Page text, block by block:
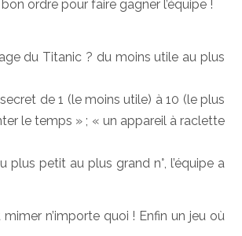
ordre pour faire gagner l’équipe !
du Titanic ? du moins utile au plus
de 1 (le moins utile) à 10 (le plus
le temps » ; « un appareil à raclette
plus petit au plus grand n°, l’équipe a
n’importe quoi ! Enfin un jeu où